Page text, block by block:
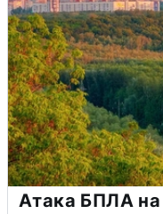
Атака БПЛА